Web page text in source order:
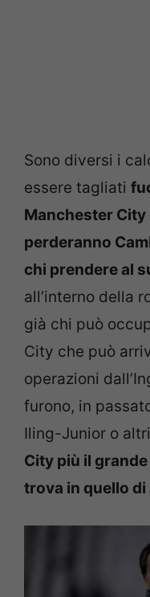
Sono diversi i
essere tagliati
Manchester City
perderanno
chi prendere al
all’interno della
già chi può
City che può
operazioni
furono, in
Iling-Junior o
City più il
trova in quello di